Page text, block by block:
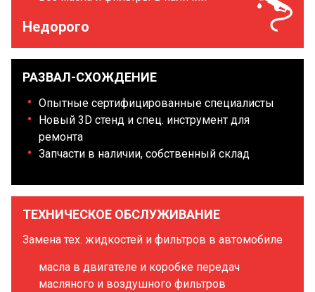
Недорого
РАЗВАЛ-СХОЖДЕНИЕ
Опытные сертифицированные специалисты
Новый 3D стенд и спец. инструмент для
ремонта
Запчасти в наличии, собственный склад
ТЕХНИЧЕСКОЕ ОБСЛУЖИВАНИЕ
Замена тех. жидкостей и фильтров в автомобиле
масла в двигателе и коробке передач
масляного и воздушного фильтров